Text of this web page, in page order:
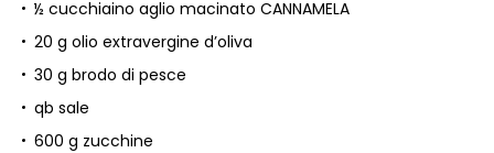
½ cucchiaino aglio macinato CANNAMELA
20 g olio extravergine d’oliva
30 g brodo di pesce
qb sale
600 g zucchine